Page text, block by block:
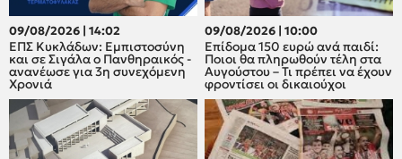
09/08/2026 | 14:02
ΕΠΣ Κυκλάδων: Εμπιστοσύνη
και σε Σιγάλα ο Πανθηραικός -
ανανέωσε για 3η συνεχόμενη
Χρονιά
09/08/2026 | 10:00
Επίδομα 150 ευρώ ανά παιδί:
Ποιοι θα πληρωθούν τέλη στα
Αυγούστου – Τι πρέπει να έχουν
φροντίσει οι δικαιούχοι